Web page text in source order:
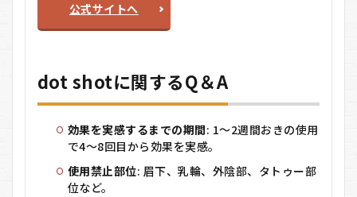
公式サイトへ
dot shotに関するQ＆A
効果を実感するまでの期間: 1〜2週間おきの使用
で4〜8回目から効果を実感。
使用禁止部位: 眉下、乳輪、外陰部、タトゥー部
位など。